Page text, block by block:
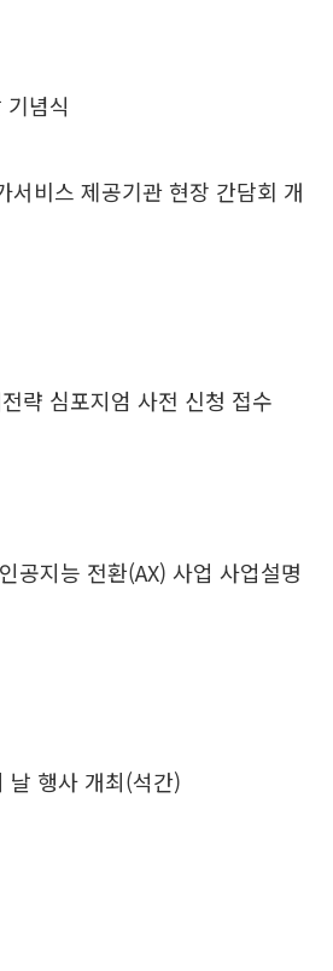
념식
비스 제공기관 현장 간담회 개
략 심포지엄 사전 신청 접수
공지능 전환(AX) 사업 사업설명
행사 개최(석간)